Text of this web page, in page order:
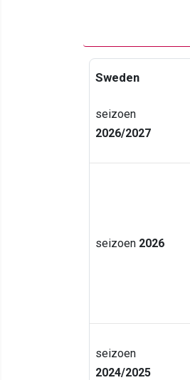
Sweden
seizoen
2026/2027
seizoen 2026
seizoen
2024/2025